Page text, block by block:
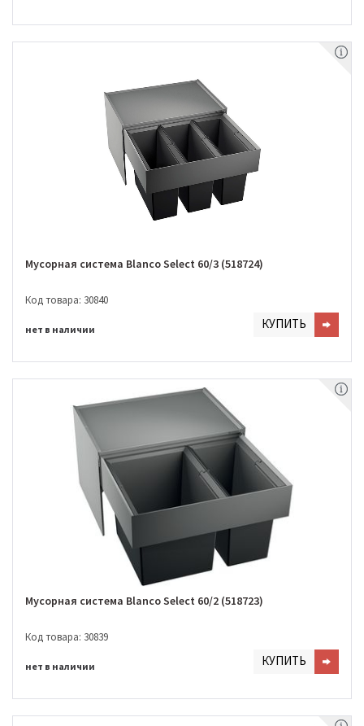
Мусорная система Blanco Select 60/3 (518724)
Код товара: 30840
нет в наличии КУПИТЬ
Мусорная система Blanco Select 60/2 (518723)
Код товара: 30839
нет в наличии КУПИТЬ